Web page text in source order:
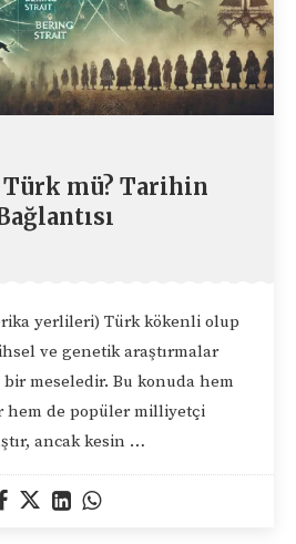
mü? Tarihin
yerlileri) Türk kökenli olup
ve genetik araştırmalar
bir meseledir. Bu konuda hem
hem de popüler milliyetçi
ancak kesin …